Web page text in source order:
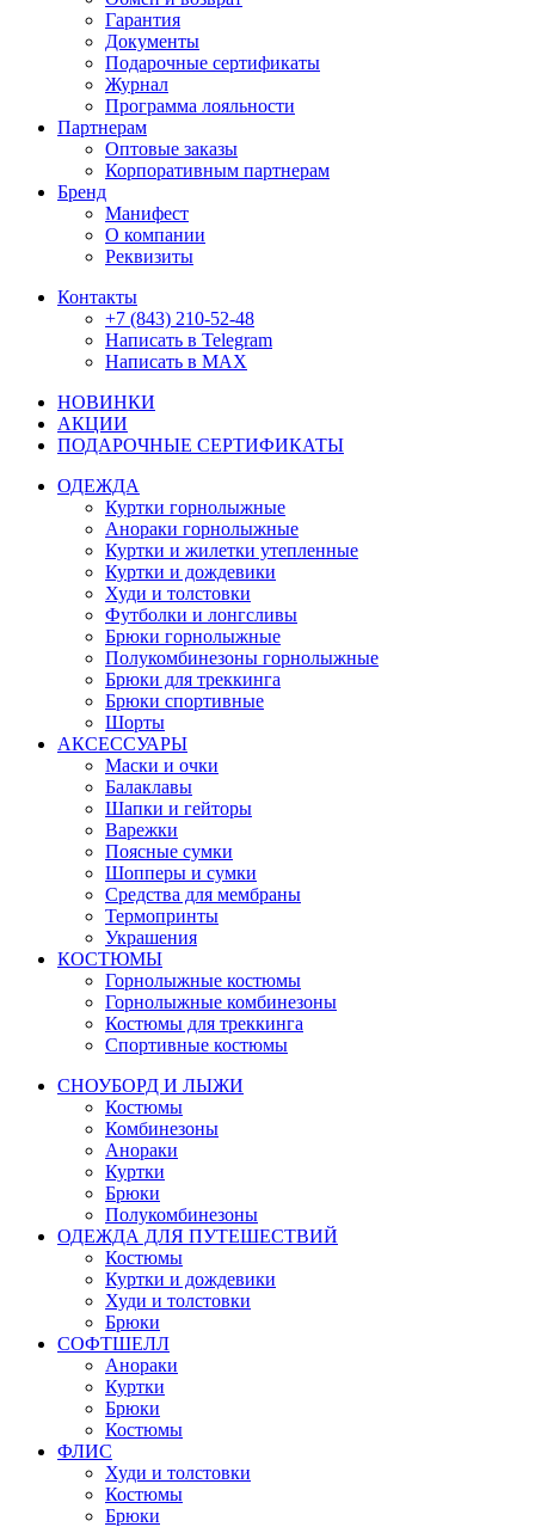
Гарантия
Документы
Подарочные сертификаты
Журнал
Программа лояльности
Партнерам
Оптовые заказы
Корпоративным партнерам
Бренд
Манифест
О компании
Реквизиты
Контакты
+7 (843) 210-52-48
Написать в Telegram
Написать в MAX
НОВИНКИ
АКЦИИ
ПОДАРОЧНЫЕ СЕРТИФИКАТЫ
ОДЕЖДА
Куртки горнолыжные
Анораки горнолыжные
Куртки и жилетки утепленные
Куртки и дождевики
Худи и толстовки
Футболки и лонгсливы
Брюки горнолыжные
Полукомбинезоны горнолыжные
Брюки для треккинга
Брюки спортивные
Шорты
АКСЕССУАРЫ
Маски и очки
Балаклавы
Шапки и гейторы
Варежки
Поясные сумки
Шопперы и сумки
Средства для мембраны
Термопринты
Украшения
КОСТЮМЫ
Горнолыжные костюмы
Горнолыжные комбинезоны
Костюмы для треккинга
Спортивные костюмы
СНОУБОРД И ЛЫЖИ
Костюмы
Комбинезоны
Анораки
Куртки
Брюки
Полукомбинезоны
ОДЕЖДА ДЛЯ ПУТЕШЕСТВИЙ
Костюмы
Куртки и дождевики
Худи и толстовки
Брюки
СОФТШЕЛЛ
Анораки
Куртки
Брюки
Костюмы
ФЛИС
Худи и толстовки
Костюмы
Брюки